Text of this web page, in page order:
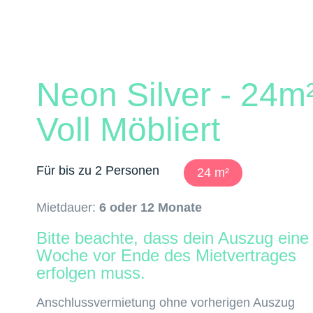
Neon Silver -
Voll Möbliert
Für bis zu 2 Personen 24 m²
Mietdauer:6 oder 12 Monate
Bitte beachte, dass dein Auszug eine
Woche vor Ende des Mietvertrages
erfolgen muss.
Anschlussvermietung ohne vorherigen Auszug